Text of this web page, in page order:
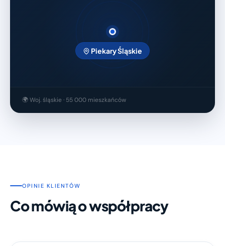
Piekary Śląskie
🌍 Woj. śląskie · 55 000 mieszkańców
OPINIE KLIENTÓW
Co mówią o współpracy